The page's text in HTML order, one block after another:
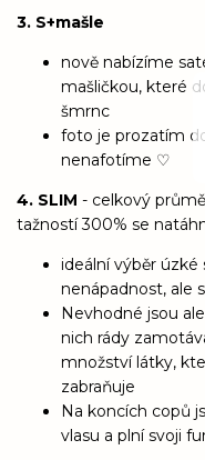
3. S+mašle
nově nabízíme
mašličkou, které
šmrnc
foto je prozatím
nenafotíme ♡
4. SLIM - celkový
tažností 300% se
ideální výběr
nenápadnost, ale
Nevhodné jsou
nich rády
množství látky,
zabraňuje
Na koncích copů
vlasu a plní svoji